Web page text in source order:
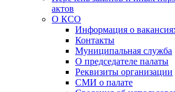
актов
О КСО
Информация о
Контакты
Муниципальная служба
О председателе палаты
Реквизиты организации
СМИ о палате